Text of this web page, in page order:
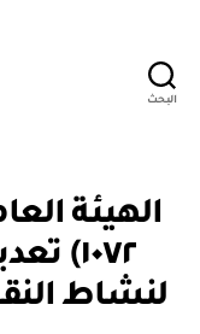
البحث
التصنيفات
١٠٧٢)
لنشاط